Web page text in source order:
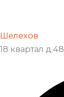
Шелехов
18 квартал д.48